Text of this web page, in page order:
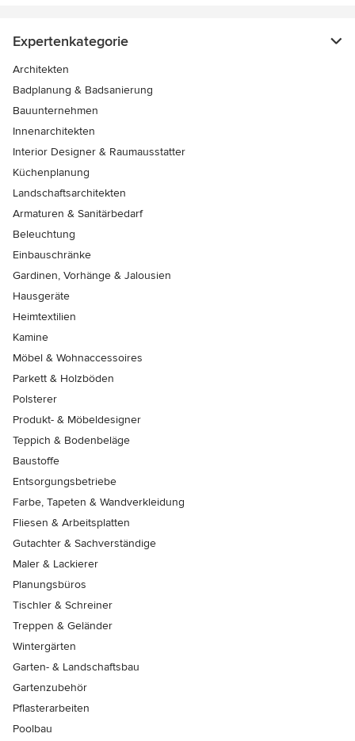
Expertenkategorie
Architekten
Badplanung & Badsanierung
Bauunternehmen
Innenarchitekten
Interior Designer & Raumausstatter
Küchenplanung
Landschaftsarchitekten
Armaturen & Sanitärbedarf
Beleuchtung
Einbauschränke
Gardinen, Vorhänge & Jalousien
Hausgeräte
Heimtextilien
Kamine
Möbel & Wohnaccessoires
Parkett & Holzböden
Polsterer
Produkt- & Möbeldesigner
Teppich & Bodenbeläge
Baustoffe
Entsorgungsbetriebe
Farbe, Tapeten & Wandverkleidung
Fliesen & Arbeitsplatten
Gutachter & Sachverständige
Maler & Lackierer
Planungsbüros
Tischler & Schreiner
Treppen & Geländer
Wintergärten
Garten- & Landschaftsbau
Gartenzubehör
Pflasterarbeiten
Poolbau